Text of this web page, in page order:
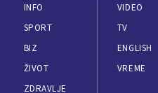
INFO
SPORT
BIZ
ŽIVOT
ZDRAVLJE
VIDEO
TV
ENGLISH
VREME